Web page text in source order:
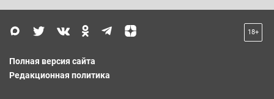
18+
Полная версия сайта
Редакционная политика